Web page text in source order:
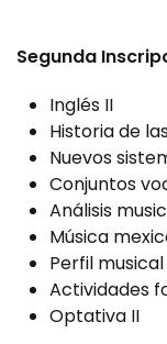
Segunda
Inglés II
Historia de
Nuevos
Conjuntos
Análisis
Música
Perfil musical
Actividades
Optativa II